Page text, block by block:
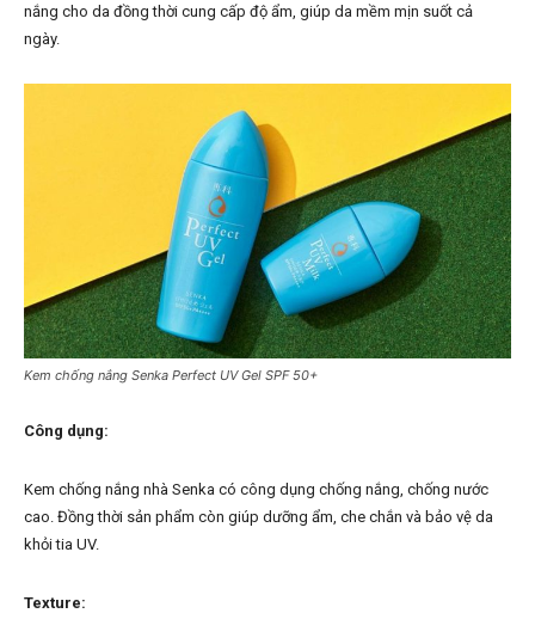
nắng cho da đồng thời cung cấp độ ẩm, giúp da mềm mịn suốt cả
ngày.
Kem chống nắng Senka Perfect UV Gel SPF 50+
Công dụng:
Kem chống nắng nhà Senka có công dụng chống nắng, chống nước
cao. Đồng thời sản phẩm còn giúp dưỡng ẩm, che chắn và bảo vệ da
khỏi tia UV.
Texture: